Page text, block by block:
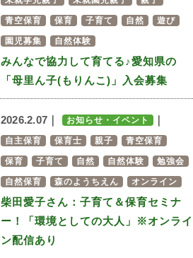
青空保育 保育 子育て 自然 遊び
園児募集 自然体験
みんなで協力して育てる♪愛知県の
「母里ん子(もりんこ)」入会募集
2026.2.07｜ お知らせ・イベント
自主保育 保育士 親子 青空保育
保育 子育て 自然 自然体験 勉強会
自然保育 森のようちえん オンライン
柴田愛子さん：子育て＆保育セミナ
ー！「環境としての大人」※オンライ
ン配信あり